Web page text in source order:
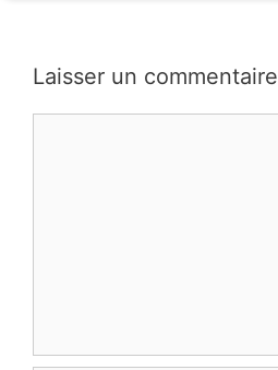
Laisser un commentaire